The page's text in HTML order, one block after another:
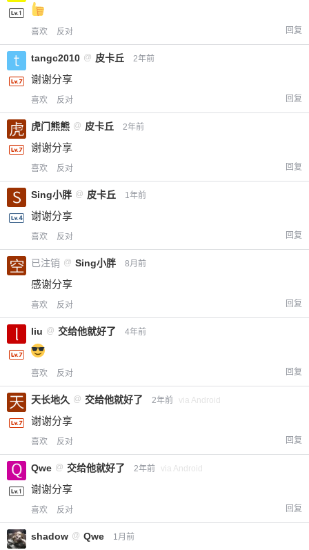
喜欢 反对 回复
tangc2010 @ 皮卡丘 2年前
谢谢分享
喜欢 反对 回复
虎门熊熊 @ 皮卡丘 2年前
谢谢分享
喜欢 反对 回复
Sing小胖 @ 皮卡丘 1年前
谢谢分享
喜欢 反对 回复
已注销 @ Sing小胖 8月前
感谢分享
喜欢 反对 回复
liu @ 交给他就好了 4年前
喜欢 反对 回复
天长地久 @ 交给他就好了 2年前 via Android
谢谢分享
喜欢 反对 回复
Qwe @ 交给他就好了 2年前 via Android
谢谢分享
喜欢 反对 回复
shadow @ Qwe 1月前